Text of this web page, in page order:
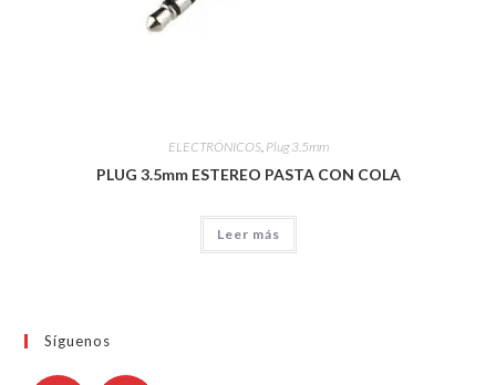
ELECTRÓNICOS, Plug 3.5mm
PLUG 3.5mm ESTEREO PASTA CON COLA
Leer más
Síguenos